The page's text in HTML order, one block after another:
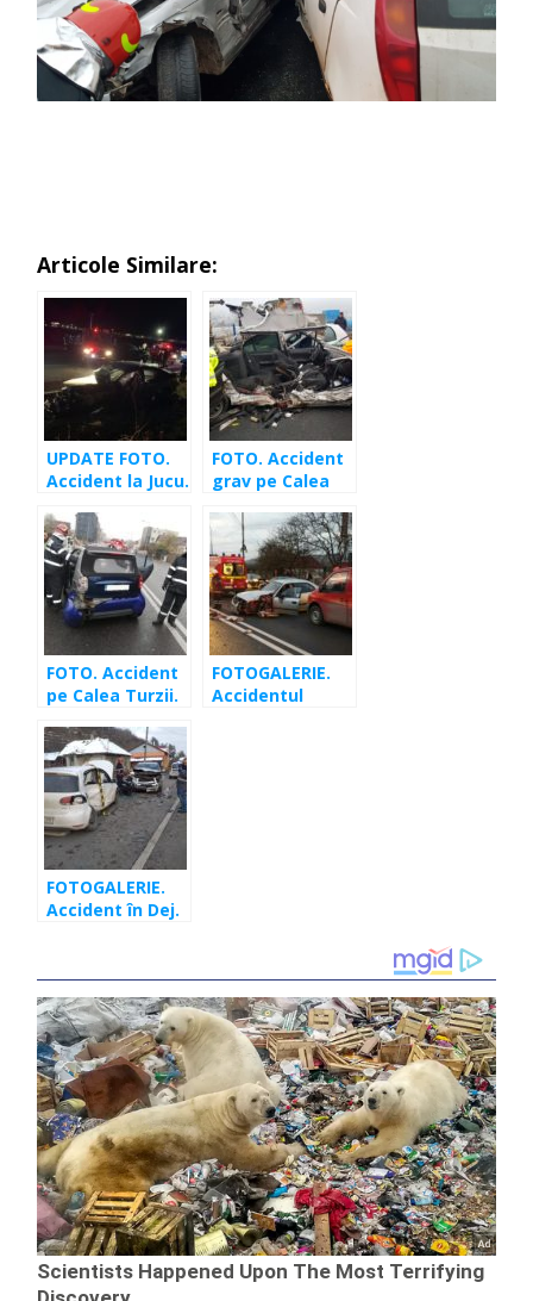
Articole Similare:
UPDATE FOTO.
Accident la Jucu.
avariate, trei
victime!
FOTO. Accident
grav pe Calea
maşini distruse,
un încarcerat
FOTO. Accident
pe Calea Turzii.
de pompieri
dintr-o maşină
FOTOGALERIE.
Accidentul
FOTOGALERIE.
Accident în Dej.
Descarcerarea,
la faţa locului